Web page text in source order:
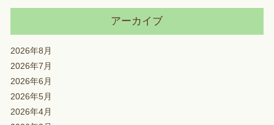
アーカイブ
2026年8月
2026年7月
2026年6月
2026年5月
2026年4月